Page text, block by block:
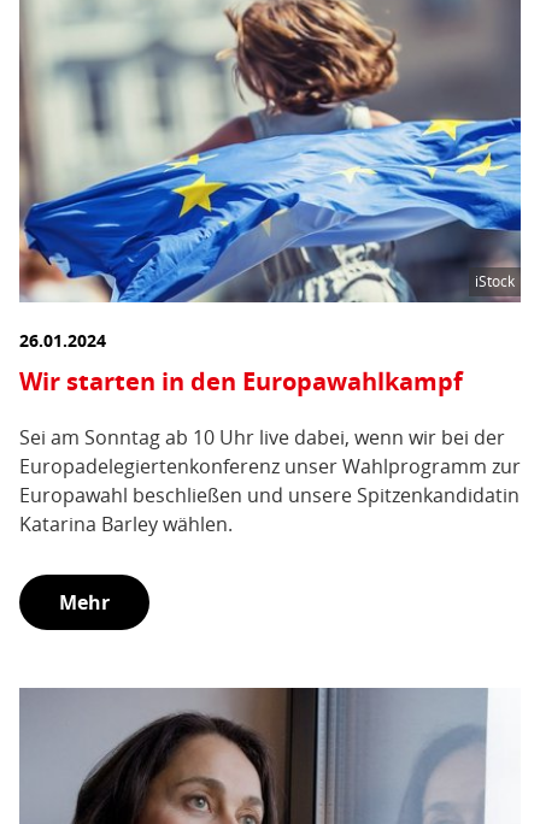
iStock
26.01.2024
Wir starten in den Europawahlkampf
Sei am Sonntag ab 10 Uhr live dabei, wenn wir bei der
Europadelegiertenkonferenz unser Wahlprogramm zur
Europawahl beschließen und unsere Spitzenkandidatin
Katarina Barley wählen.
Mehr